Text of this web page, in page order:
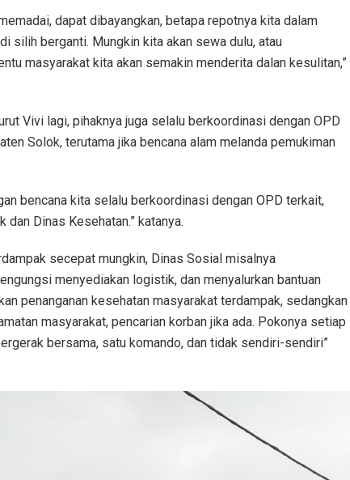
dapat dibayangkan, betapa repotnya kita dalam
silih berganti. Mungkin kita akan sewa dulu, atau
masyarakat kita akan semakin menderita dalan kesulitan,”
Vivi lagi, pihaknya juga selalu berkoordinasi dengan OPD
Solok, terutama jika bencana alam melanda pemukiman
bencana kita selalu berkoordinasi dengan OPD terkait,
Dinas Kesehatan.” katanya.
secepat mungkin, Dinas Sosial misalnya
menyediakan logistik, dan menyalurkan bantuan
penanganan kesehatan masyarakat terdampak, sedangkan
masyarakat, pencarian korban jika ada. Pokonya setiap
bersama, satu komando, dan tidak sendiri-sendiri”